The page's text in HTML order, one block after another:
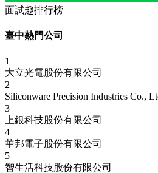
面試趣排行榜
臺中熱門公司
1
大立光電股份有限公司
2
Siliconware Precision Industries
3
上銀科技股份有限公司
4
華邦電子股份有限公司
5
智生活科技股份有限公司